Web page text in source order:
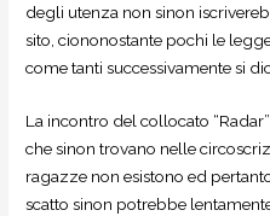
degli utenza non sinon
sito, ciononostante pochi le
come tanti successivamente si
La incontro del collocato
che sinon trovano nelle
ragazze non esistono ed
scatto sinon potrebbe